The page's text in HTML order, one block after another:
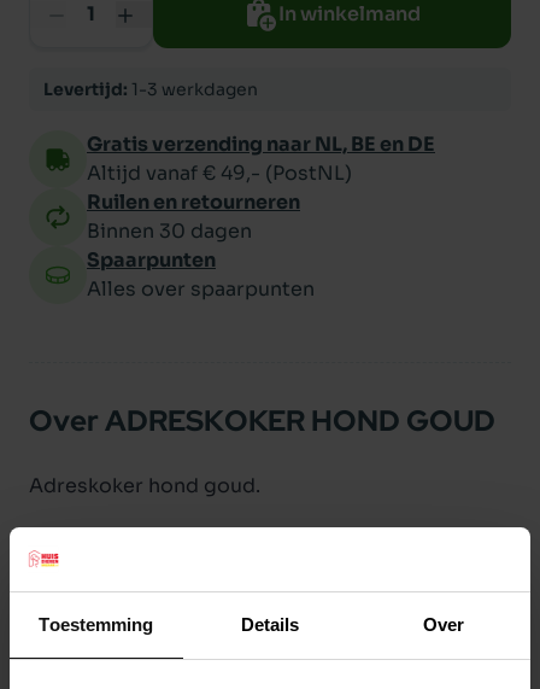
Toestemming Details Over
In winkelmand
Levertijd: 1-3 werkdagen
Gratis verzending naar NL, BE en DE
Altijd vanaf € 49,- (PostNL)
Ruilen en retourneren
Binnen 30 dagen
Spaarpunten
Alles over spaarpunten
Over ADRESKOKER HOND GOUD
Adreskoker hond goud.
Productspecificaties
Stel uw bestelherinnering in: